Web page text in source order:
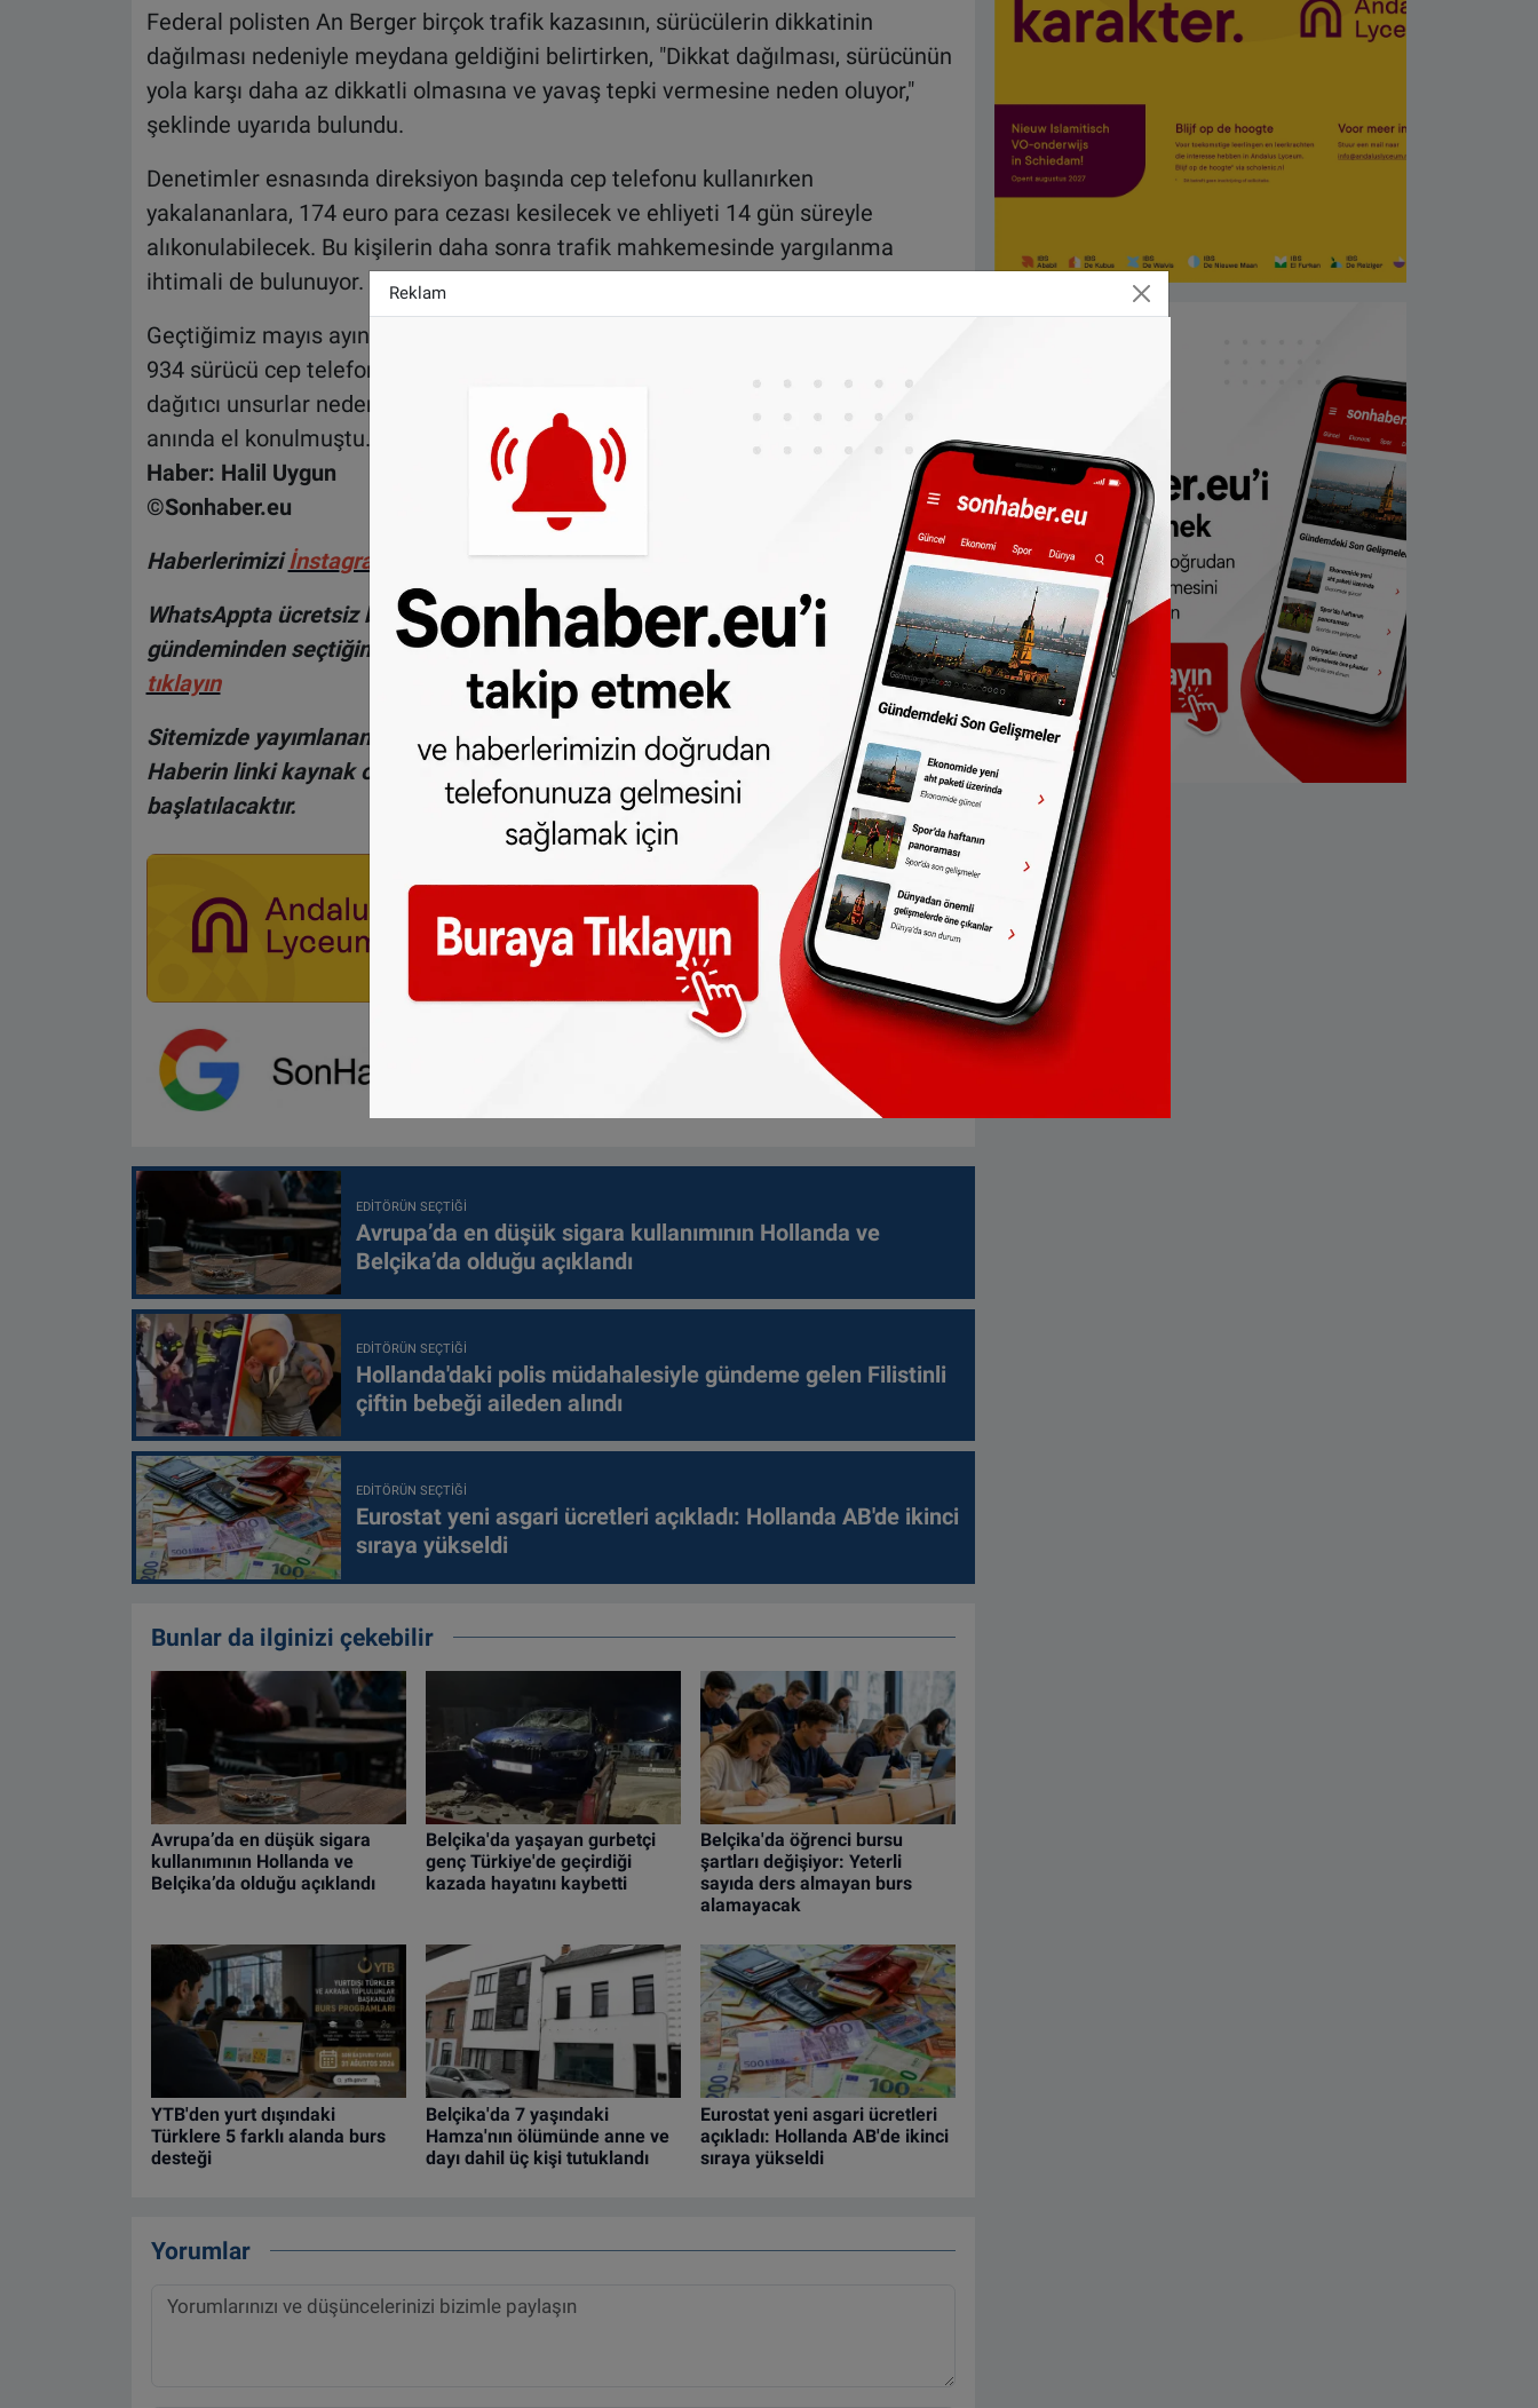
Federal polisten An Berger birçok trafik kazasının, sürücülerin dikkatinin
dağılması nedeniyle meydana geldiğini belirtirken, "Dikkat dağılması, sürücünün
yola karşı daha az dikkatli olmasına ve yavaş tepki vermesine neden oluyor,"
şeklinde uyarıda bulundu.
Denetimler esnasında direksiyon başında cep telefonu kullanırken
yakalananlara, 174 euro para cezası kesilecek ve ehliyeti 14 gün süreyle
alıkonulabilecek. Bu kişilerin daha sonra trafik mahkemesinde yargılanma
ihtimali de bulunuyor.
Geçtiğimiz mayıs ayında yapılan denetimde 2 bin 40 ihlal tespit edilmişti. Bin
934 sürücü cep telefonu kullanırken yakalanmış, 114 sürücü ise diğer dikkat
dağıtıcı unsurlar nedeniyle ceza almıştı. Bu denetimde ayrıca 427 ehliyete
anında el konulmuştu.
Haber: Halil Uygun
©Sonhaber.eu
Haberlerimiziİnstagram hesabımızdan da takip edebilirsiniz.
WhatsAppta ücretsiz bültenimize abone olun, Hollanda ve diğer Avrupa ülkeleri
gündeminden seçtiğimiz haberler her gün telefonunuza gelsin! Abone olmak için
tıklayın
Sitemizde yayımlanan haberlerin her türlü hakkı SONHABER.eu
’ya aittir.
Haberin linki kaynak olarak gösterilmeden alınan haberler için hukuki işlem
başlatılacaktır.
EDITÖRÜN SEÇTIĞI
Avrupa’da en düşük sigara kullanımının Hollanda ve
Belçika’da olduğu açıklandı
EDITÖRÜN SEÇTIĞI
Hollanda'daki polis müdahalesiyle gündeme gelen Filistinli
çiftin bebeği aileden alındı
EDITÖRÜN SEÇTIĞI
Eurostat yeni asgari ücretleri açıkladı: Hollanda AB'de ikinci
sıraya yükseldi
Bunlar da ilginizi çekebilir
Avrupa’da en düşük sigara
kullanımının Hollanda ve
Belçika’da olduğu açıklandı
Belçika'da yaşayan gurbetçi
genç Türkiye'de geçirdiği
kazada hayatını kaybetti
Belçika'da öğrenci bursu
şartları değişiyor: Yeterli
sayıda ders almayan burs
alamayacak
YTB'den yurt dışındaki
Türklere 5 farklı alanda burs
desteği
Belçika'da 7 yaşındaki
Hamza'nın ölümünde anne ve
dayı dahil üç kişi tutuklandı
Eurostat yeni asgari ücretleri
açıkladı: Hollanda AB'de ikinci
sıraya yükseldi
Yorumlar
Reklam